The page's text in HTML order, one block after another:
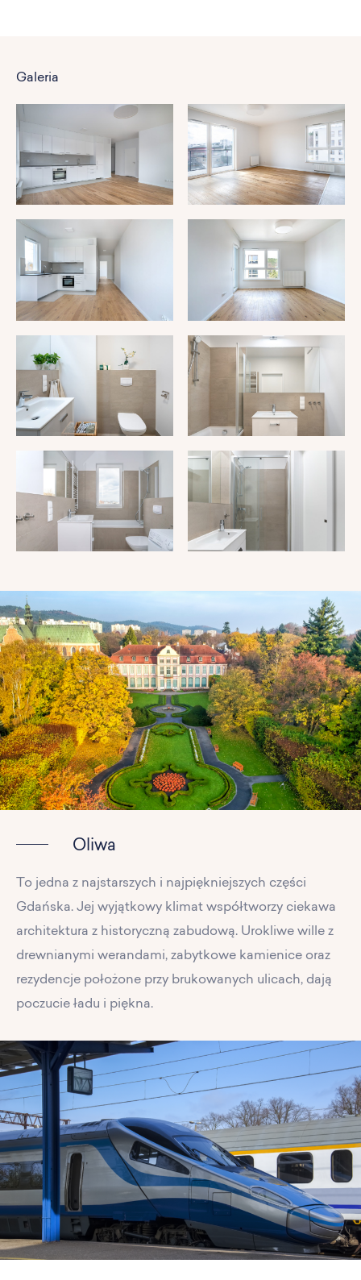
PL
Galeria
Oliwa
To jedna z najstarszych i najpiękniejszych części
Gdańska. Jej wyjątkowy klimat współtworzy ciekawa
architektura z historyczną zabudową. Urokliwe wille z
drewnianymi werandami, zabytkowe kamienice oraz
rezydencje położone przy brukowanych ulicach, dają
poczucie ładu i piękna.